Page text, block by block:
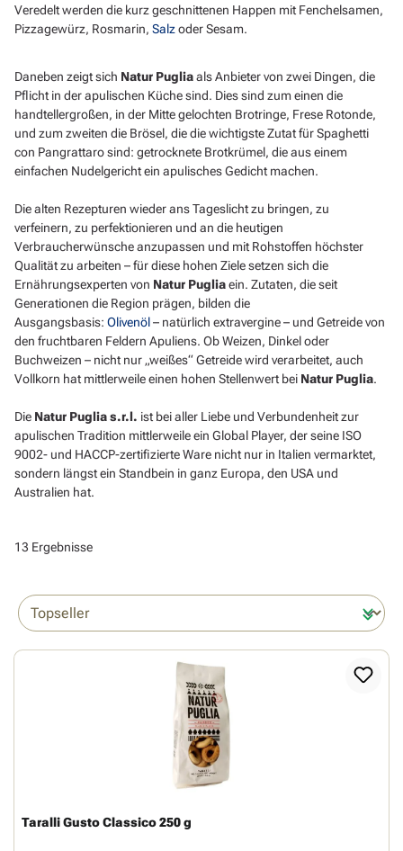
Veredelt werden die kurz geschnittenen Happen mit Fenchelsamen,
Pizzagewürz, Rosmarin, Salzoder Sesam.
Daneben zeigt sich Natur Pugliaals Anbieter von zwei Dingen, die
Pflicht in der apulischen Küche sind. Dies sind zum einen die
handtellergroßen, in der Mitte gelochten Brotringe, Frese Rotonde,
und zum zweiten die Brösel, die die wichtigste Zutat für Spaghetti
con Pangrattaro sind: getrocknete Brotkrümel, die aus einem
einfachen Nudelgericht ein apulisches Gedicht machen.
Die alten Rezepturen wieder ans Tageslicht zu bringen, zu
verfeinern, zu perfektionieren und an die heutigen
Verbraucherwünsche anzupassen und mit Rohstoffen höchster
Qualität zu arbeiten – für diese hohen Ziele setzen sich die
Ernährungsexperten von Natur Pugliaein. Zutaten, die seit
Generationen die Region prägen, bilden die
Ausgangsbasis: Olivenöl– natürlich extravergine – und Getreide von
den fruchtbaren Feldern Apuliens. Ob Weizen, Dinkel oder
Buchweizen – nicht nur „weißes“ Getreide wird verarbeitet, auch
Vollkorn hat mittlerweile einen hohen Stellenwert bei Natur Puglia.
Die Natur Puglia s.r.l. ist bei aller Liebe und Verbundenheit zur
apulischen Tradition mittlerweile ein Global Player, der seine ISO
9002- und HACCP-zertifizierte Ware nicht nur in Italien vermarktet,
sondern längst ein Standbein in ganz Europa, den USA und
Australien hat.
13 Ergebnisse
Taralli Gusto Classico 250 g